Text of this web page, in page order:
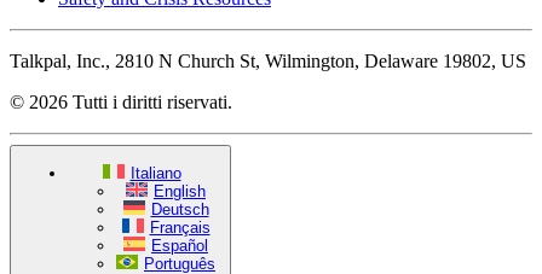
Talkpal, Inc., 2810 N Church St, Wilmington, Delaware 19802, US
© 2026 Tutti i diritti riservati.
Italiano
English
Deutsch
Français
Español
Português